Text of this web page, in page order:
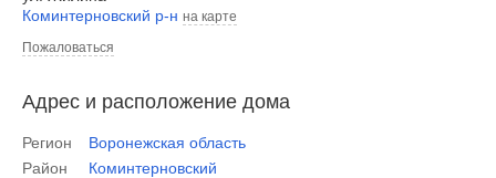
Коминтерновский р-н на карте
Пожаловаться
Адрес и расположение дома
Регион
Воронежская область
Район
Коминтерновский